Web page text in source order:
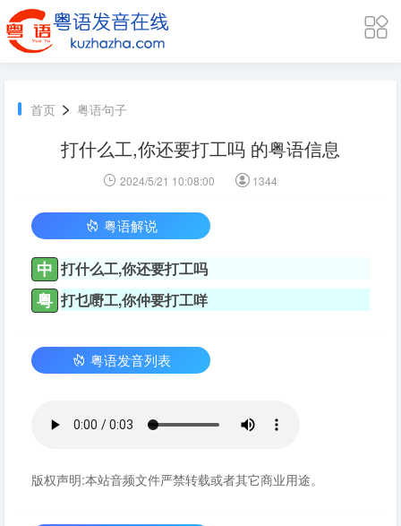
首页 > 粤语句子
打什么工,你还要打工吗 的粤语信息
2024/5/21 10:08:00 1344
粤语解说
中 打什么工,你还要打工吗
粤 打乜嘢工,你仲要打工咩
粤语发音列表
版权声明:本站音频文件严禁转载或者其它商业用途。